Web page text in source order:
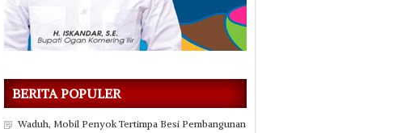
07/06/2017
Kepala Madrasah Baru Gelar Rapat
Perdana
BERITA POPULER
Waduh, Mobil Penyok Tertimpa Besi Pembangunan